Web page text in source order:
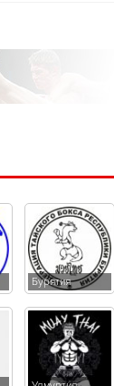
Бурятия